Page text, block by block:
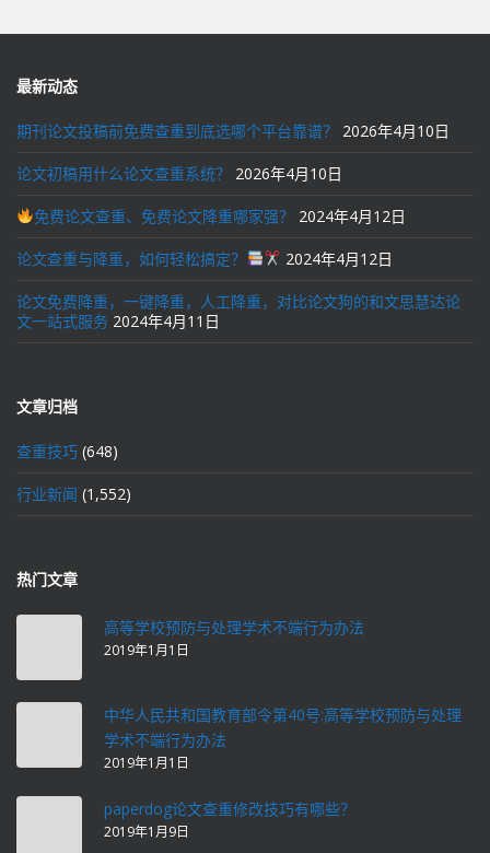
最新动态
期刊论文投稿前免费查重到底选哪个平台靠谱？ 2026年4月10日
论文初稿用什么论文查重系统？ 2026年4月10日
免费论文查重、免费论文降重哪家强？ 2024年4月12日
论文查重与降重，如何轻松搞定？ 2024年4月12日
论文免费降重，一键降重，人工降重，对比论文狗的和文思慧达论
文一站式服务 2024年4月11日
文章归档
查重技巧 (648)
行业新闻 (1,552)
热门文章
高等学校预防与处理学术不端行为办法
2019年1月1日
中华人民共和国教育部令第40号:高等学校预防与处理
学术不端行为办法
2019年1月1日
paperdog论文查重修改技巧有哪些？
2019年1月9日